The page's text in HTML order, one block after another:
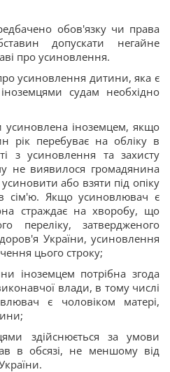
обов'язку чи права
допускати негайне
про усиновлення.
усиновлення дитини, яка є
судам необхідно
усиновлена іноземцем, якщо
перебуває на обліку в
з усиновлення та захисту
не виявилося громадянина
або взяти під опіку
сім'ю. Якщо усиновлювач є
страждає на хворобу, що
переліку, затвердженого
України, усиновлення
цього строку;
іноземцем потрібна згода
влади, в тому числі
є чоловіком матері,
здійснюється за умови
в обсязі, не меншому від